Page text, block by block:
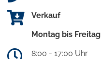
Verkauf
Montag bis Freitag
8:00 - 17:00 Uhr